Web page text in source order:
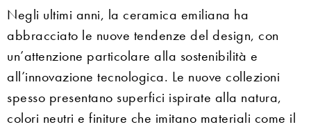
Negli ultimi anni, la ceramica emiliana ha
abbracciato le nuove tendenze del design, con
un’attenzione particolare alla sostenibilità e
all’innovazione tecnologica. Le nuove collezioni
spesso presentano superfici ispirate alla natura,
colori neutri e finiture che imitano materiali come il